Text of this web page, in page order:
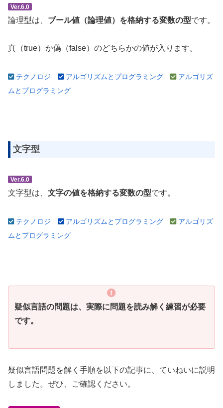
Ver.6.0
論理型は、 ブール値（論理値）を格納する変数の型です。
真（true）か偽（false）のどちらかの値が入ります。
テクノロジ アルゴリズムとプログラミング
アルゴリズ
ムとプログラミング
文字型
Ver.6.0
文字型は、 文字の値を格納する変数の型です。
テクノロジ アルゴリズムとプログラミング
アルゴリズ
ムとプログラミング
疑似言語の問題は、実際に問題を読み解く練習が必要
です。
疑似言語問題を解く手順を以下の記事に、ていねいに説明
しました。ぜひ、ご確認ください。